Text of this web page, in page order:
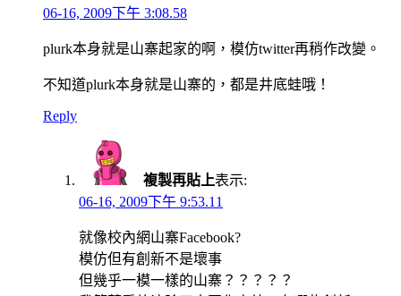
06-16, 2009下午 3:08.58
plurk本身就是山寨起家的啊，模仿twitter再稍作改變。
不知道plurk本身就是山寨的，都是井底蛙哦！
Reply
複製再貼上表示:
06-16, 2009下午 9:53.11
就像校內網山寨Facebook?
模仿但有創新不是壞事
但幾乎一模一樣的山寨？？？？？